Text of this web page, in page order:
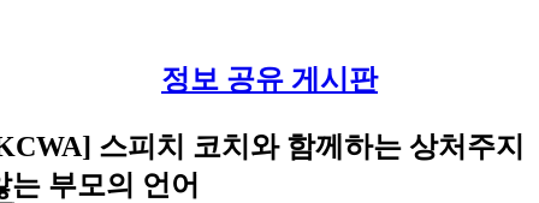
정보 공유 게시판
스피치 코치와 함께하는 상처주지
는 부모의 언어